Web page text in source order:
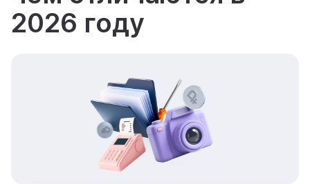
2026 году